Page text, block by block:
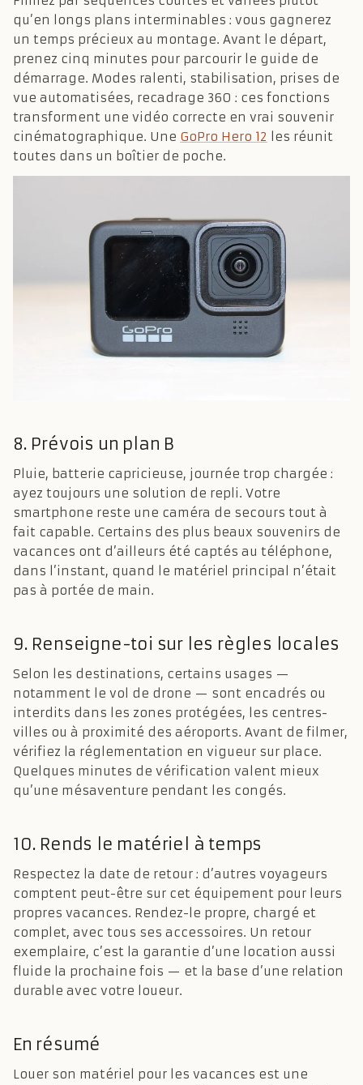
qu’en longs plans interminables : vous gagnerez
un temps précieux au montage. Avant le départ,
prenez cinq minutes pour parcourir le guide de
démarrage. Modes ralenti, stabilisation, prises de
vue automatisées, recadrage 360 : ces fonctions
transforment une vidéo correcte en vrai souvenir
cinématographique. Une GoPro Hero 12 les réunit
toutes dans un boîtier de poche.
8. Prévois un plan B
Pluie, batterie capricieuse, journée trop chargée :
ayez toujours une solution de repli. Votre
smartphone reste une caméra de secours tout à
fait capable. Certains des plus beaux souvenirs de
vacances ont d’ailleurs été captés au téléphone,
dans l’instant, quand le matériel principal n’était
pas à portée de main.
9. Renseigne-toi sur les règles locales
Selon les destinations, certains usages —
notamment le vol de drone — sont encadrés ou
interdits dans les zones protégées, les centres-
villes ou à proximité des aéroports. Avant de filmer,
vérifiez la réglementation en vigueur sur place.
Quelques minutes de vérification valent mieux
qu’une mésaventure pendant les congés.
10. Rends le matériel à temps
Respectez la date de retour : d’autres voyageurs
comptent peut-être sur cet équipement pour leurs
propres vacances. Rendez-le propre, chargé et
complet, avec tous ses accessoires. Un retour
exemplaire, c’est la garantie d’une location aussi
fluide la prochaine fois — et la base d’une relation
durable avec votre loueur.
En résumé
Louer son matériel pour les vacances est une